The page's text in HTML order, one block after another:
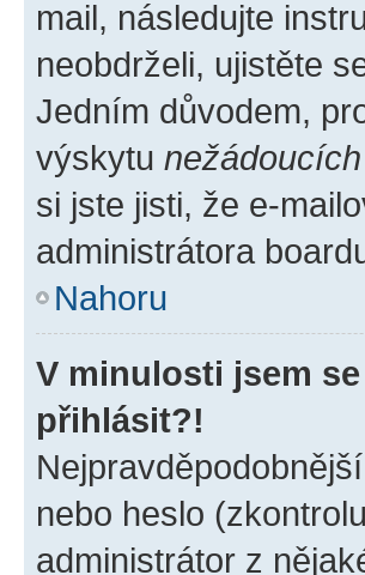
mail, následujte
neobdrželi, ujistěte
Jedním důvodem,
výskytu nežádoucích
si jste jisti, že e-
administrátora
Nahoru
V minulosti jsem
přihlásit?!
nebo heslo
administrátor z